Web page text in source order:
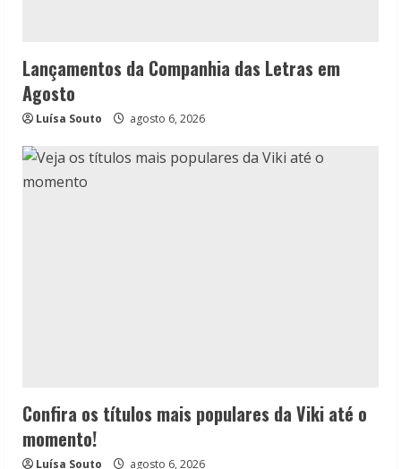
Lançamentos da Companhia das Letras em
Agosto
Luísa Souto agosto 6, 2026
Confira os títulos mais populares da Viki até o
momento!
Luísa Souto agosto 6, 2026